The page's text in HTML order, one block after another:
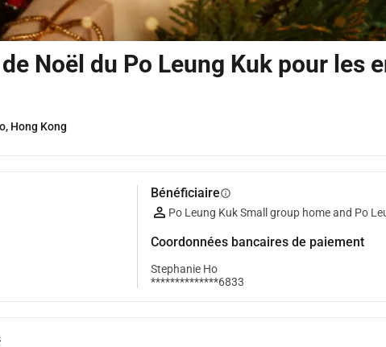
Noël du Po Leung Kuk pour les
Hong Kong
Bénéficiaireinfo
Po Leung Kuk Small group home and Po
Coordonnées bancaires de paiement
Stephanie Ho
**************6833